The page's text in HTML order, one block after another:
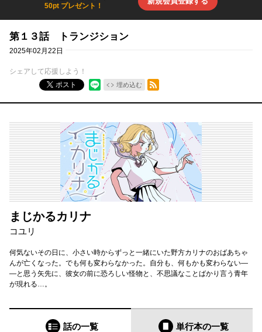
50pt プレゼント！
第１３話 トランジション
2025年02月22日
シェアして応援しよう！
ポスト
埋め込む
RSSフィード
まじかるカリナ
コユリ
何気ないその日に、小さい時からずっと一緒にいた野方カリナのおばあちゃ
んが亡くなった。でも何も変わらなかった。自分も、何もかも変わらない―
―と思う矢先に、彼女の前に恐ろしい怪物と、不思議なことばかり言う青年
が現れる…。
話の一覧 単行本の一覧